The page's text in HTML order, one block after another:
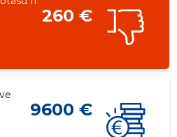
260 €
9600 €